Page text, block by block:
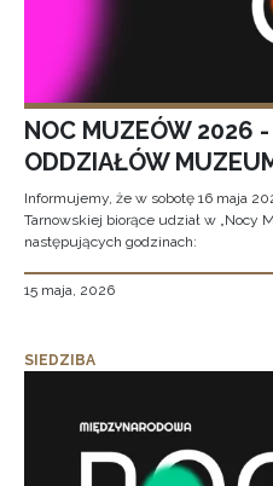
NOC MUZEÓW 2026
ODDZIAŁÓW
Informujemy, że w sobotę 16 maja
Tarnowskiej biorące udział w „Nocy
następujących godzinach:
15 maja, 2026
SIEDZIBA